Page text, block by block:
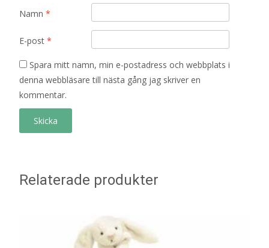
Namn *
E-post *
Spara mitt namn, min e-postadress och webbplats i
denna webbläsare till nästa gång jag skriver en
kommentar.
Relaterade produkter